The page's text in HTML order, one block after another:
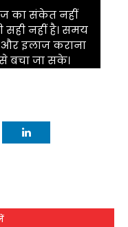
का संकेत नहीं
नहीं है। समय
इलाज कराना
बचा जा सके।